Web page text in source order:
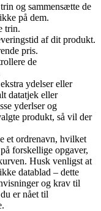
og sammensætte de
på dem.
trin.
af dit produkt.
pris.
de
ydelser eller
datatjek eller
yderlser og
produkt, så vil der
et ordrenavn, hvilket
forskellige opgaver,
Husk venligst at
datablad – dette
og krav til
er nået til